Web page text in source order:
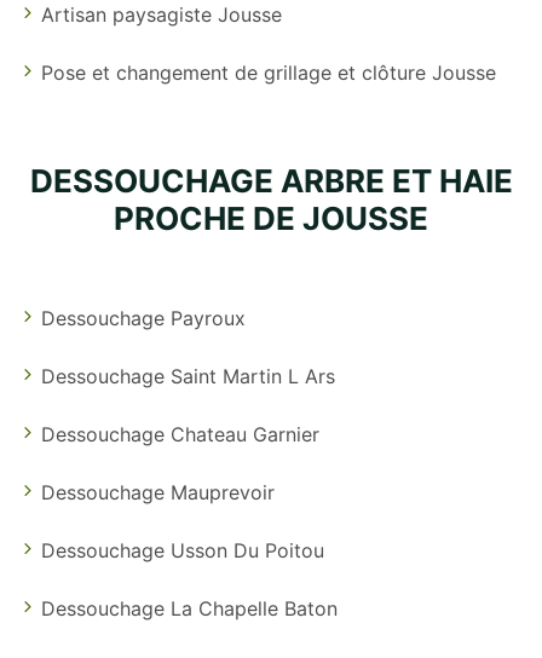
Artisan paysagiste Jousse
Pose et changement de grillage et clôture Jousse
DESSOUCHAGE ARBRE ET HAIE
PROCHE DE JOUSSE
Dessouchage Payroux
Dessouchage Saint Martin L Ars
Dessouchage Chateau Garnier
Dessouchage Mauprevoir
Dessouchage Usson Du Poitou
Dessouchage La Chapelle Baton